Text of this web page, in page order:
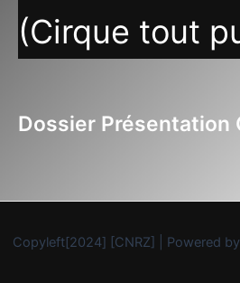
(Cirque tout
Dossier Présentation
Copyleft[2024] [CNRZ] | Powered by